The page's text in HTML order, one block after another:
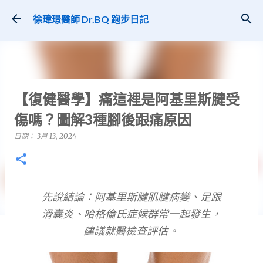
跳到主要內容
徐瑋璟醫師 Dr.BQ 跑步日記
【復健醫學】痛這裡是阿基里斯腱受
傷嗎？圖解3種腳後跟痛原因
日期： 3月 13, 2024
先說結論：阿基里斯腱肌腱病變、足跟
滑囊炎、哈格倫氏症候群常一起發生，
建議就醫檢查評估。